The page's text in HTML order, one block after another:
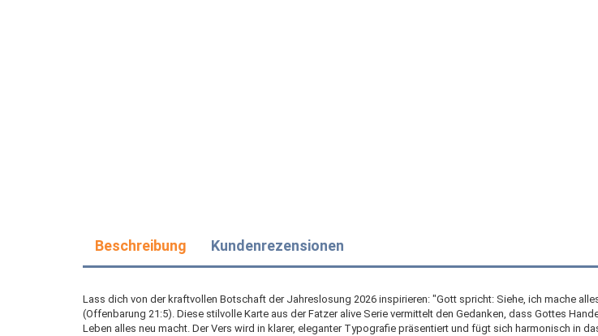
Beschreibung Kundenrezensionen
Lass dich von der kraftvollen Botschaft der Jahreslosung 2026 inspirieren: "Gott spricht: Siehe, ich mache
(Offenbarung 21:5). Diese stilvolle Karte aus der Fatzer alive Serie vermittelt den Gedanken, dass Gottes
Leben alles neu macht. Der Vers wird in klarer, eleganter Typografie präsentiert und fügt sich harmonisch in